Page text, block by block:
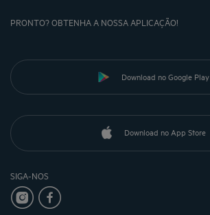
PRONTO? OBTENHA A NOSSA APLICAÇÃO!
Download no Google Play
Download no App Store
SIGA-NOS